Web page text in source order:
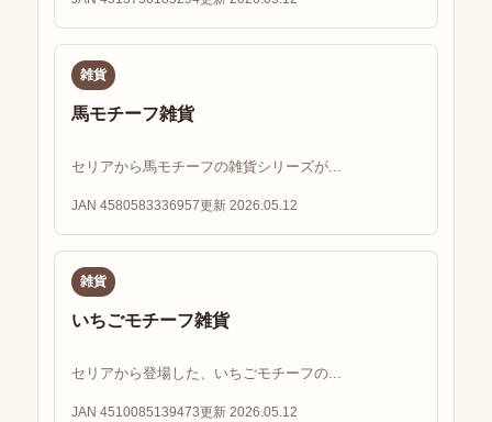
雑貨
馬モチーフ雑貨
セリアから馬モチーフの雑貨シリーズが...
JAN 4580583336957更新 2026.05.12
雑貨
いちごモチーフ雑貨
セリアから登場した、いちごモチーフの...
JAN 4510085139473更新 2026.05.12